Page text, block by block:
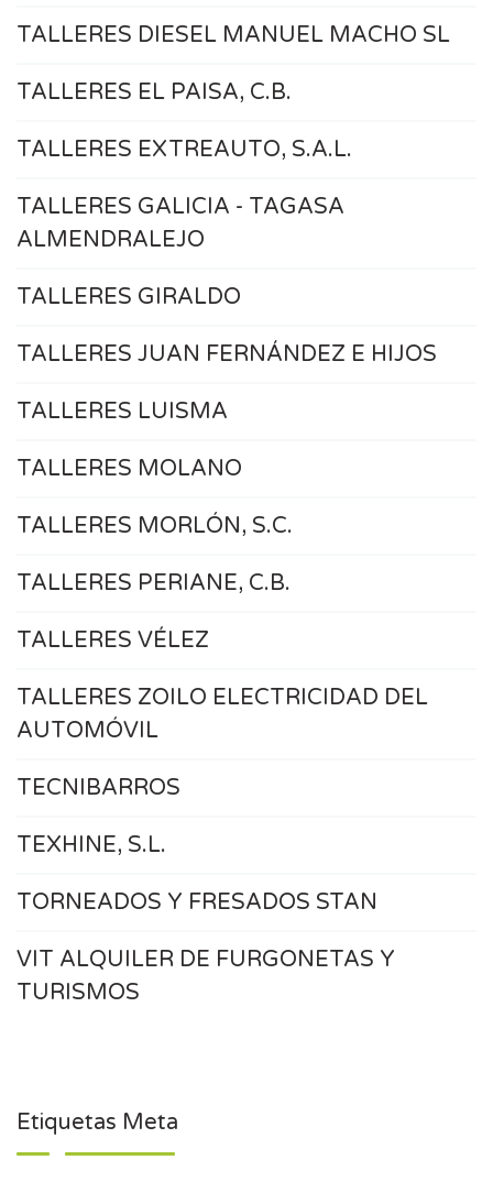
TALLERES DIESEL MANUEL MACHO SL
TALLERES EL PAISA, C.B.
TALLERES EXTREAUTO, S.A.L.
TALLERES GALICIA - TAGASA
ALMENDRALEJO
TALLERES GIRALDO
TALLERES JUAN FERNÁNDEZ E HIJOS
TALLERES LUISMA
TALLERES MOLANO
TALLERES MORLÓN, S.C.
TALLERES PERIANE, C.B.
TALLERES VÉLEZ
TALLERES ZOILO ELECTRICIDAD DEL
AUTOMÓVIL
TECNIBARROS
TEXHINE, S.L.
TORNEADOS Y FRESADOS STAN
VIT ALQUILER DE FURGONETAS Y
TURISMOS
Etiquetas Meta